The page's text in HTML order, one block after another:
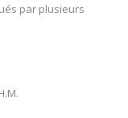
par plusieurs